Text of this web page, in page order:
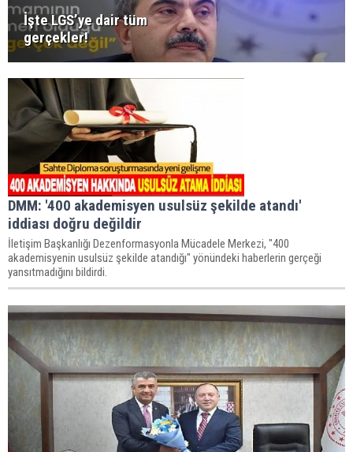
İşte LGS’ye dair tüm
gerçekler!
DMM: '400 akademisyen usulsüz şekilde atandı'
iddiası doğru değildir
İletişim Başkanlığı Dezenformasyonla Mücadele Merkezi, "400
akademisyenin usulsüz şekilde atandığı" yönündeki haberlerin gerçeği
yansıtmadığını bildirdi.